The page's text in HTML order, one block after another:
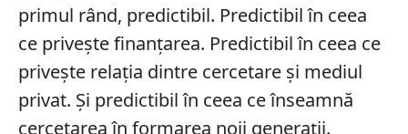
primul rând, predictibil. Predictibil în ceea
ce privește finanțarea. Predictibil în ceea ce
privește relația dintre cercetare și mediul
privat. Și predictibil în ceea ce înseamnă
cercetarea în formarea noii generații.